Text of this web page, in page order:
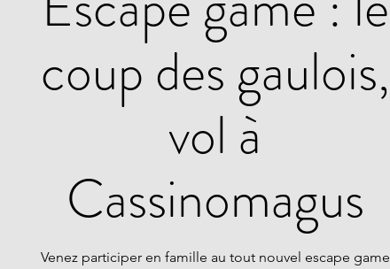
coup des gaulois,
vol à
Cassinomagus
Venez participer en famille au tout nouvel escape game